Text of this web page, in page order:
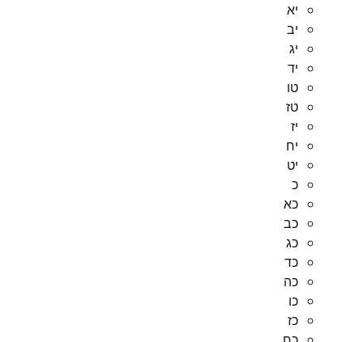
יא
יב
יג
יד
טו
טז
יז
יח
יט
כ
כא
כב
כג
כד
כה
כו
כז